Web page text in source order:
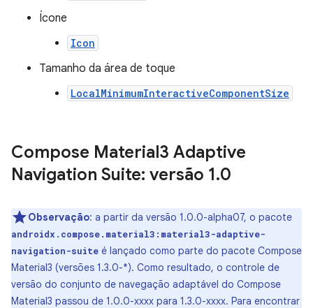
Ícone
Icon
Tamanho da área de toque
LocalMinimumInteractiveComponentSize
Compose Material3 Adaptive
Navigation Suite: versão 1.0
Observação: a partir da versão 1.0.0-alpha07, o pacote
androidx.compose.material3:material3-adaptive-
navigation-suite é lançado como parte do pacote Compose
Material3 (versões 1.3.0-*). Como resultado, o controle de
versão do conjunto de navegação adaptável do Compose
Material3 passou de 1.0.0-xxxx para 1.3.0-xxxx. Para encontrar